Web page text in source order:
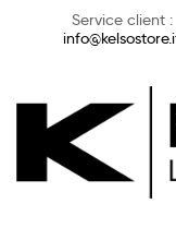
Service client :